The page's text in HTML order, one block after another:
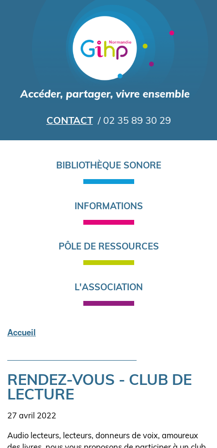
au
contenu
principal
CONTACT / 02 35 89 30 29
BIBLIOTHÈQUE SONORE
INFORMATIONS
PÔLE DE RESSOURCES
L'ASSOCIATION
Accueil
RENDEZ-VOUS - CLUB DE
LECTURE
Date
27 avril 2022
Body
Audio lecteurs, lecteurs, donneurs de voix, amoureux